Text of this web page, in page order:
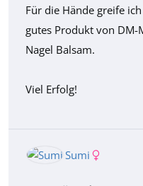
Für die Hände greife
gutes Produkt von DM-
Nagel Balsam.
Viel Erfolg!
Sumi